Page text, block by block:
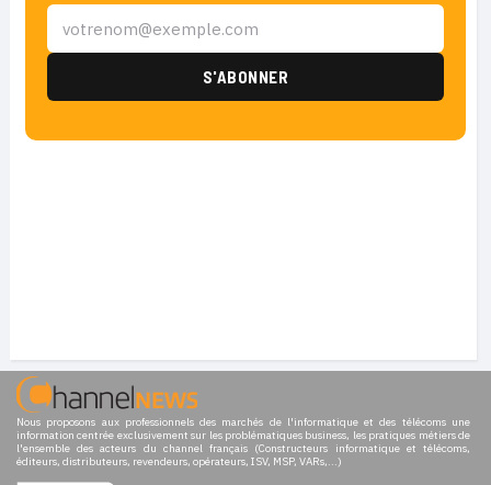
Nous proposons aux professionnels des marchés de l'informatique et des télécoms une
information centrée exclusivement sur les problématiques business, les pratiques métiers de
l'ensemble des acteurs du channel français (Constructeurs informatique et télécoms,
éditeurs, distributeurs, revendeurs, opérateurs, ISV, MSP, VARs,...)